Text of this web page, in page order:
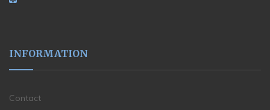
INFORMATION
Contact